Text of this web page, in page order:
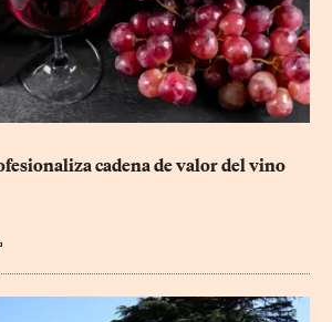
cadena de valor del vino